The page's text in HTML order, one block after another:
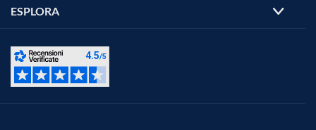
ESPLORA